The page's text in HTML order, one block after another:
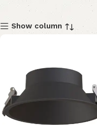
Show column